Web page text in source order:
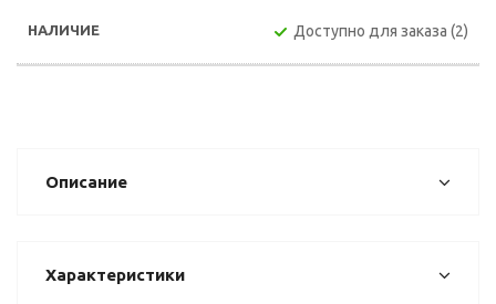
Доступно для заказа (2)
Описание
Характеристики